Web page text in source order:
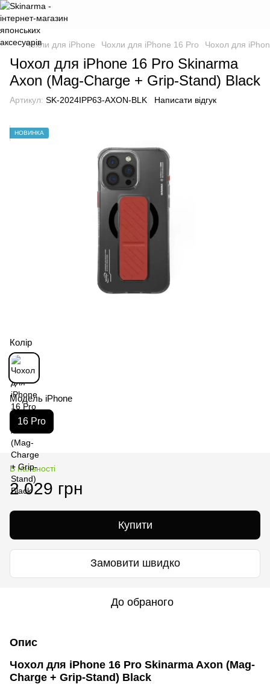
Чохли для iPhone Чохли для iPhone 16 Pro Чохол для
Чохол для iPhone 16 Pro Skinarma
Axon (Mag-Charge + Grip-Stand) Black
Артикул: SK-2024IPP63-AXON-BLK Написати відгук
НОВИНКА
Колір
Модель iPhone
16 Pro
В наявності
2 029 грн
Купити
Замовити швидко
До обраного
Опис
Чохол для iPhone 16 Pro Skinarma Axon (Mag-
Charge + Grip-Stand) Black